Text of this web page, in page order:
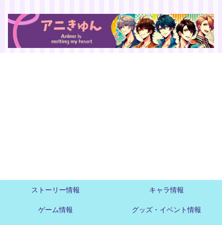
ストーリー情報 キャラ情報
ゲーム情報 グッズ・イベント情報